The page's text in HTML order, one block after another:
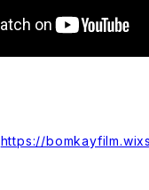
https://